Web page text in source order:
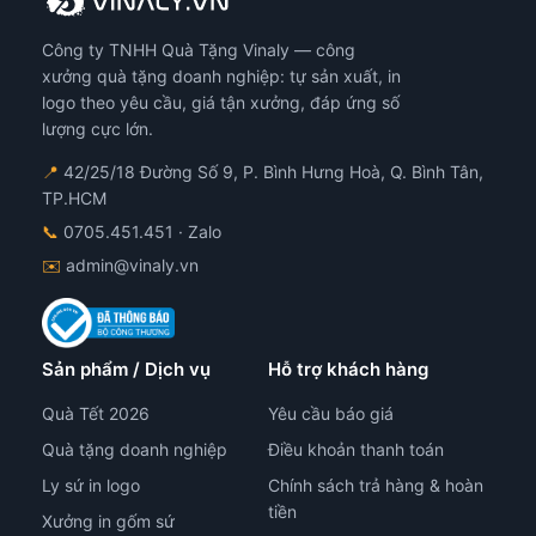
thể
được
chọn
sản
Công ty TNHH Quà Tặng Vinaly — công
xưởng quà tặng doanh nghiệp: tự sản xuất, in
logo theo yêu cầu, giá tận xưởng, đáp ứng số
lượng cực lớn.
📍 42/25/18 Đường Số 9, P. Bình Hưng Hoà, Q. Bình Tân,
TP.HCM
📞 0705.451.451 · Zalo
✉️ admin@vinaly.vn
Sản phẩm / Dịch vụ
Quà Tết 2026
Quà tặng doanh nghiệp
Ly sứ in logo
Xưởng in gốm sứ
Hỗ trợ khách hàng
Yêu cầu báo giá
Điều khoản thanh toán
Chính sách trả hàng & hoàn
tiền